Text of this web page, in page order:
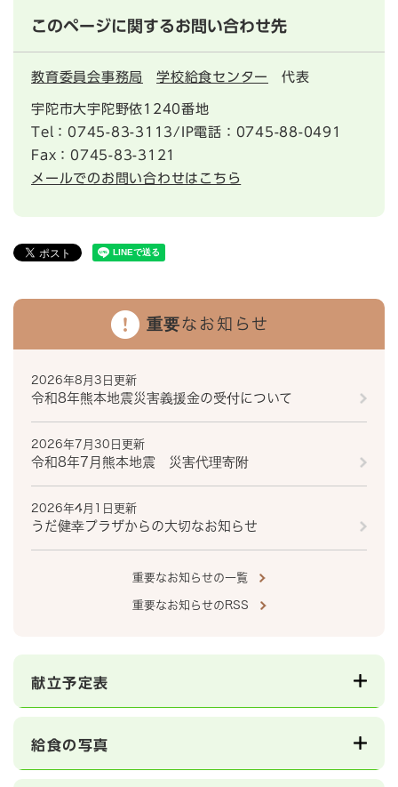
このページに関するお問い合わせ先
教育委員会事務局 学校給食センター 代表
宇陀市大宇陀野依1240番地
Tel：0745-83-3113/IP電話：0745-88-0491
Fax：0745-83-3121
メールでのお問い合わせはこちら
重要なお知らせ
2026年8月3日更新
令和8年熊本地震災害義援金の受付について
2026年7月30日更新
令和8年7月熊本地震 災害代理寄附
2026年4月1日更新
うだ健幸プラザからの大切なお知らせ
重要なお知らせの一覧
重要なお知らせのRSS
献立予定表
給食の写真